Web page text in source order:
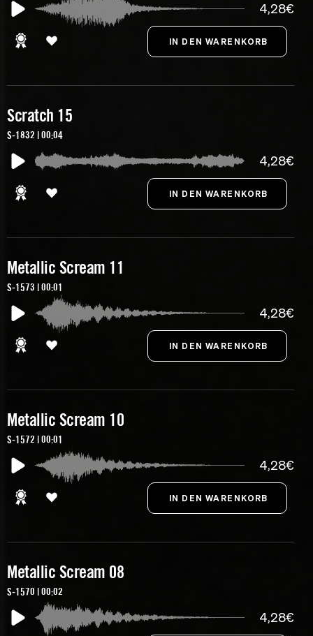
4,28€
Scratch 15
S-1832 | 00:04
4,28€
Metallic Scream 11
S-1573 | 00:01
4,28€
Metallic Scream 10
S-1572 | 00:01
4,28€
Metallic Scream 08
S-1570 | 00:02
4,28€